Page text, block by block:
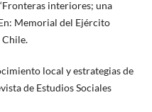
interiores; una
Memorial del Ejército
Chile.
local y estrategias de
de Estudios Sociales